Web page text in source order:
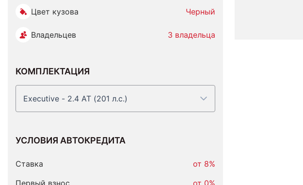
Цвет кузова Черный
Владельцев 3 владельца
КОМПЛЕКТАЦИЯ
Executive - 2.4 AT (201 л.с.)
УСЛОВИЯ АВТОКРЕДИТА
Ставка
от 8%
Первый взнос
от 0%